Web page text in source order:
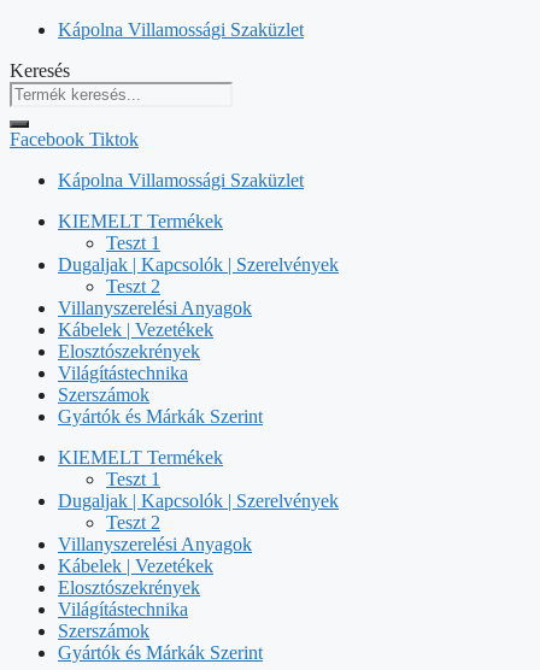
Kilépés
tartalomba
Kápolna Villamossági Szaküzlet
Keresés
Facebook Tiktok
Kápolna Villamossági Szaküzlet
KIEMELT Termékek
Teszt 1
Dugaljak | Kapcsolók | Szerelvények
Teszt 2
Villanyszerelési Anyagok
Kábelek | Vezetékek
Elosztószekrények
Világítástechnika
Szerszámok
Gyártók és Márkák Szerint
KIEMELT Termékek
Teszt 1
Dugaljak | Kapcsolók | Szerelvények
Teszt 2
Villanyszerelési Anyagok
Kábelek | Vezetékek
Elosztószekrények
Világítástechnika
Szerszámok
Gyártók és Márkák Szerint